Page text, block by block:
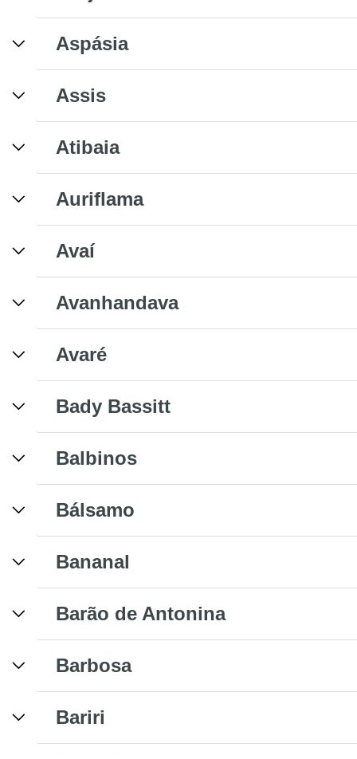
Aspásia
Assis
Atibaia
Auriflama
Avaí
Avanhandava
Avaré
Bady Bassitt
Balbinos
Bálsamo
Bananal
Barão de Antonina
Barbosa
Bariri